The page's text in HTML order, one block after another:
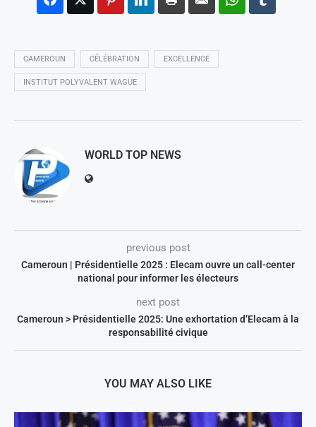
CAMEROUN CÉLÉBRATION EXCELLENCE
INSTITUT POLYVALENT WAGUE
WORLD TOP NEWS
previous post
Cameroun | Présidentielle 2025 : Elecam ouvre un call-center
national pour informer les électeurs
next post
Cameroun > Présidentielle 2025: Une exhortation d’Elecam à la
responsabilité civique
YOU MAY ALSO LIKE